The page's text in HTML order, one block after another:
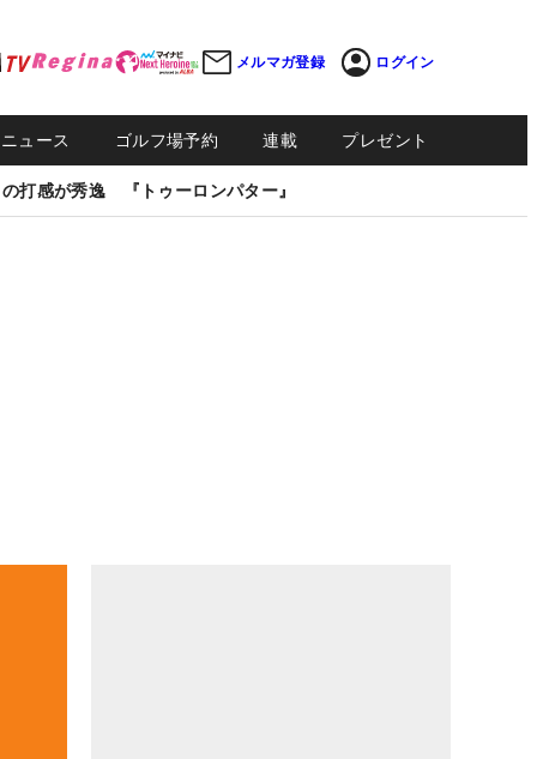
メルマガ登録 ログイン
ュース ゴルフ場予約 連載 プレゼント
打感が秀逸 『トゥーロンパター』